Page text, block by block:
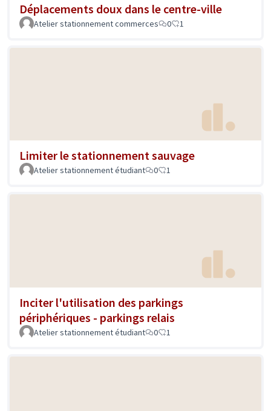
Déplacements doux dans le centre-ville
Atelier stationnement commerces 0 1
Limiter le stationnement sauvage
Atelier stationnement étudiant 0 1
Inciter l'utilisation des parkings
périphériques - parkings relais
Atelier stationnement étudiant 0 1